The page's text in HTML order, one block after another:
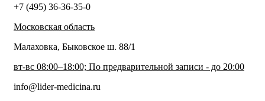
+7 (495) 36-36-35-0
Московская область
Малаховка, Быковское ш. 88/1
вт-вс 08:00–18:00; По предварительной записи - до 20:00
info@lider-medicina.ru